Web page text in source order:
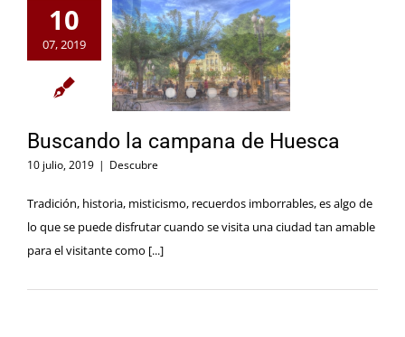
10
07, 2019
Buscando la campana de Huesca
10 julio, 2019 | Descubre
Tradición, historia, misticismo, recuerdos imborrables, es algo de
lo que se puede disfrutar cuando se visita una ciudad tan amable
para el visitante como [...]